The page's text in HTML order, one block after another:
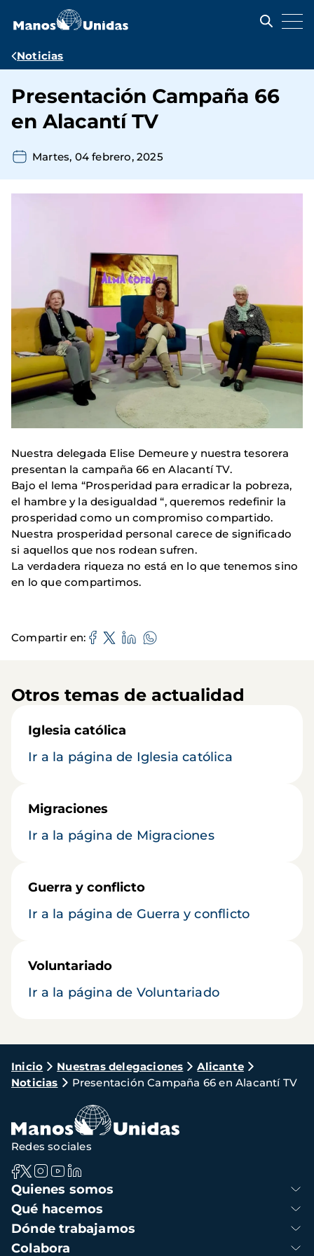
contenido
Ruta
navegación
Noticias
Presentación Campaña 66
en Alacantí TV
Martes, 04 febrero, 2025
Nuestra delegada Elise Demeure y nuestra tesorera
presentan la campaña 66 en Alacantí TV.
Bajo el lema “Prosperidad para erradicar la pobreza,
el hambre y la desigualdad “, queremos redefinir la
prosperidad como un compromiso compartido.
Nuestra prosperidad personal carece de significado
si aquellos que nos rodean sufren.
La verdadera riqueza no está en lo que tenemos sino
en lo que compartimos.
Compartir en
Otros temas de actualidad
Iglesia católica
Ir a la página de Iglesia católica
Migraciones
Ir a la página de Migraciones
Guerra y conflicto
Ir a la página de Guerra y conflicto
Voluntariado
Ir a la página de Voluntariado
Ruta
de
navegación
Inicio Nuestras delegaciones
Alicante
Noticias
Presentación Campaña 66 en Alacantí TV
Navegación
principal
Quienes somos
Qué hacemos
Dónde trabajamos
Colabora
Redes sociales